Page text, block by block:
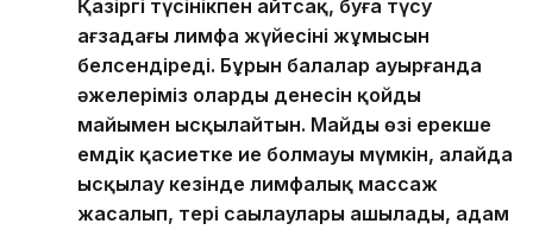
Қазіргі түсінікпен айтсақ, буға түсу
ағзадағы лимфа жүйесінің жұмысын
белсендіреді. Бұрын балалар ауырғанда
әжелеріміз олардың денесін қойдың
майымен ысқылайтын. Майдың өзі ерекше
емдік қасиетке ие болмауы мүмкін, алайда
ысқылау кезінде лимфалық массаж
жасалып, тері саңылаулары ашылады, адам